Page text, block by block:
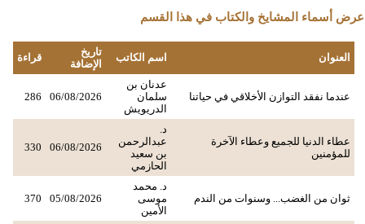
عرض أسماء المشايخ والكتاب في هذا القسم
العنوان اسم الكاتب
تاريخ
الإضافة
قراءة
عندما نفقد التوازن الأخلاقي في حياتنا
عدنان بن
سلمان
الدريويش
06/08/2026
286
عطاء الدنيا للجميع وعطاء الآخرة
للمؤمنين
د.
عبدالرحمن
بن سعيد
الحازمي
06/08/2026
330
ثوان من الغضب... وسنوات من الندم
د. محمد
موسى
الأمين
05/08/2026
370